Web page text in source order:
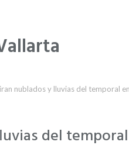
nublados y lluvias del temporal
del